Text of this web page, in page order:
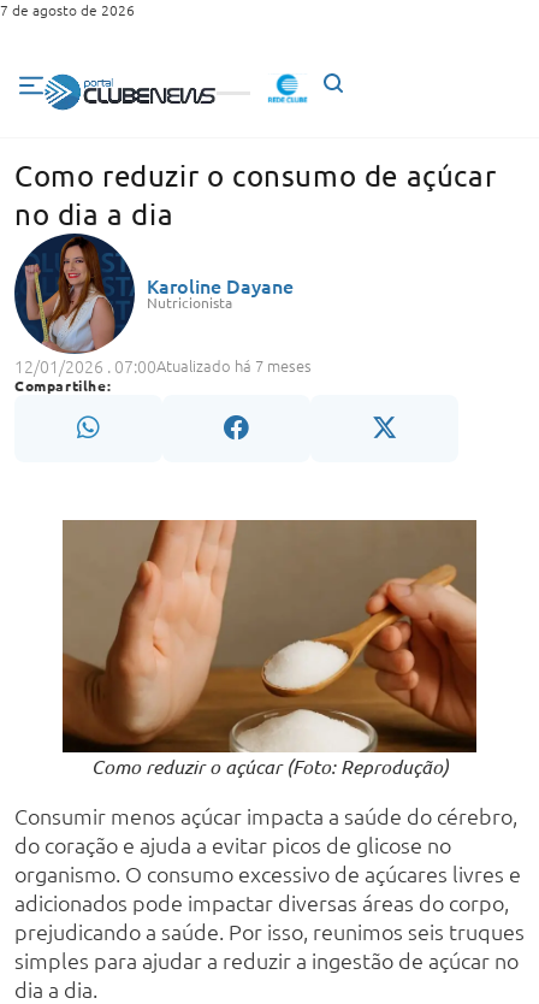
7 de agosto de 2026
Como reduzir o consumo de açúcar
no dia a dia
Karoline Dayane
Nutricionista
12/01/2026 . 07:00Atualizado há 7 meses
Compartilhe:
Como reduzir o açúcar (Foto: Reprodução)
Consumir menos açúcar impacta a saúde do cérebro,
do coração e ajuda a evitar picos de glicose no
organismo. O consumo excessivo de açúcares livres e
adicionados pode impactar diversas áreas do corpo,
prejudicando a saúde. Por isso, reunimos seis truques
simples para ajudar a reduzir a ingestão de açúcar no
dia a dia.